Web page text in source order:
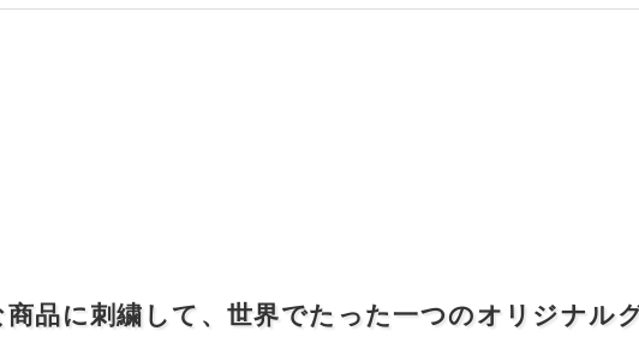
品に刺繍して、世界でたった一つのオリジナル